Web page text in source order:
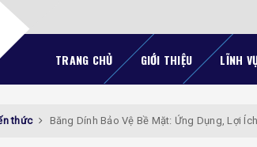
TRANG CHỦ GIỚI THIỆU LĨNH
thức Băng Dính Bảo Vệ Bề Mặt: Ứng Dụng, Lợi